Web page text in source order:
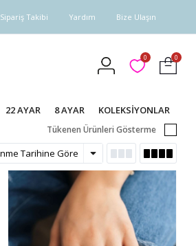
Sipariş Takibi Yardım Bize Ulaşın
0 0
22 AYAR 8 AYAR KOLEKSİYONLAR
Tükenen Ürünleri Gösterme